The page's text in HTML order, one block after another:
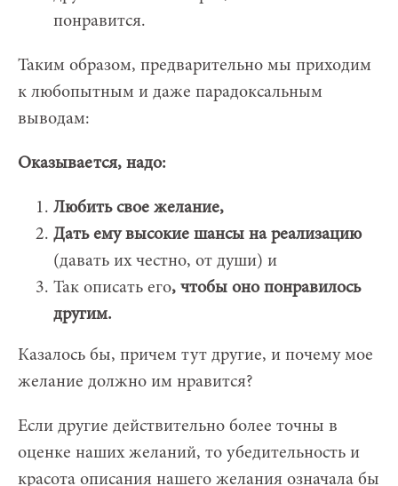
понравится.
Таким образом, предварительно мы приходим
к любопытным и даже парадоксальным
выводам:
Оказывается, надо:
Любить свое желание,
Дать ему высокие шансы на реализацию
(давать их честно, от души) и
Так описать его, чтобы оно понравилось
другим.
Казалось бы, причем тут другие, и почему мое
желание должно им нравится?
Если другие действительно более точны в
оценке наших желаний, то убедительность и
красота описания нашего желания означала бы